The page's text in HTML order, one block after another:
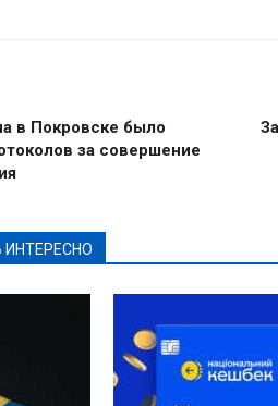
в Покровске было
за совершение